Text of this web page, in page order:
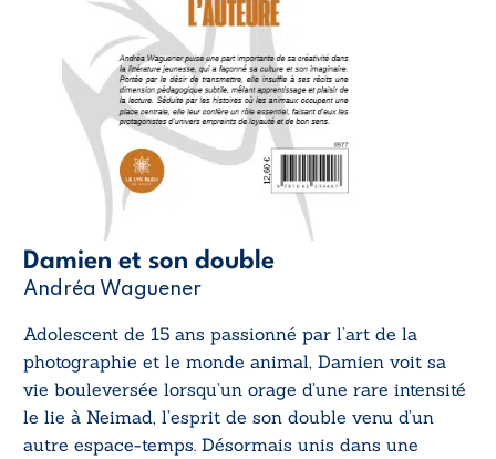
Damien et son double
Andréa Waguener
Adolescent de 15 ans passionné par l’art de la
photographie et le monde animal, Damien voit sa
vie bouleversée lorsqu’un orage d’une rare intensité
le lie à Neimad, l’esprit de son double venu d’un
autre espace-temps. Désormais unis dans une